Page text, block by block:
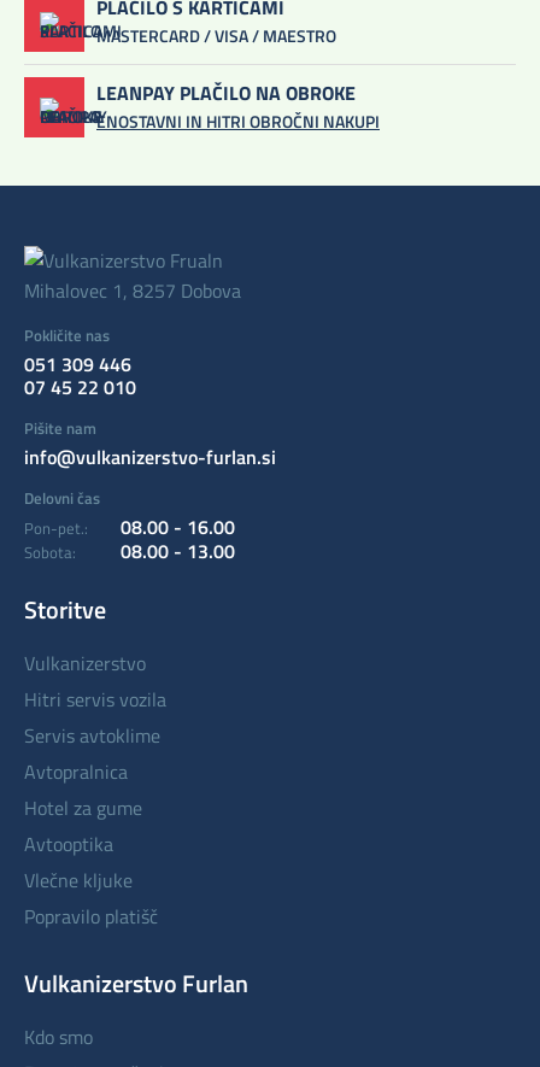
PLAČILO S KARTICAMI
MASTERCARD / VISA / MAESTRO
LEANPAY PLAČILO NA OBROKE
ENOSTAVNI IN HITRI OBROČNI NAKUPI
Mihalovec 1, 8257 Dobova
Pokličite nas
051 309 446
07 45 22 010
Pišite nam
info@vulkanizerstvo-furlan.si
Delovni čas
Pon-pet.:
08.00 - 16.00
Sobota: 08.00 - 13.00
Storitve
vulkanizerstvo
hitri servis vozila
servis avtoklime
avtopralnica
hotel za gume
avtooptika
vlečne kljuke
popravilo platišč
Vulkanizerstvo Furlan
kdo smo